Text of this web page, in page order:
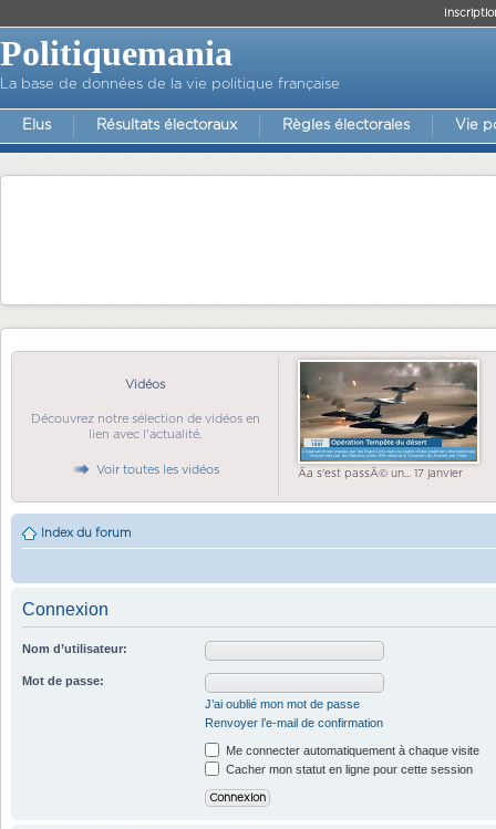
Politiquemania
La base de données de la vie politique française
Elus Résultats électoraux Règles électorales Vie
Vidéos
Découvrez notre sélection de vidéos en
lien avec l'actualité.
Voir toutes les vidéos Ãa s'est passÃ© un... 17 janvier
Index du forum
Connexion
Nom d’utilisateur:
Mot de passe:
J’ai oublié mon mot de passe
Renvoyer l’e-mail de confirmation
Me connecter automatiquement à chaque visite
Cacher mon statut en ligne pour cette session